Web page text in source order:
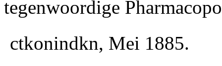
tegenwoordige
ctkonindkn, Mei 1885.